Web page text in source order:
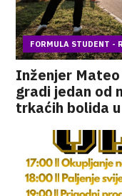
FORMULA STUDENT -
Inženjer
gradi jedan od
trkaćih bolida